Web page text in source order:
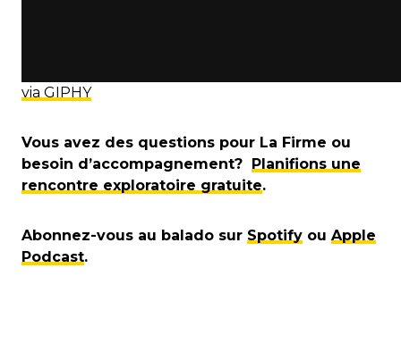
via GIPHY
Vous avez des questions pour La Firme ou
besoin d’accompagnement?
Planifions une
rencontre exploratoire gratuite.
Abonnez-vous au balado sur Spotify ou Apple
Podcast.